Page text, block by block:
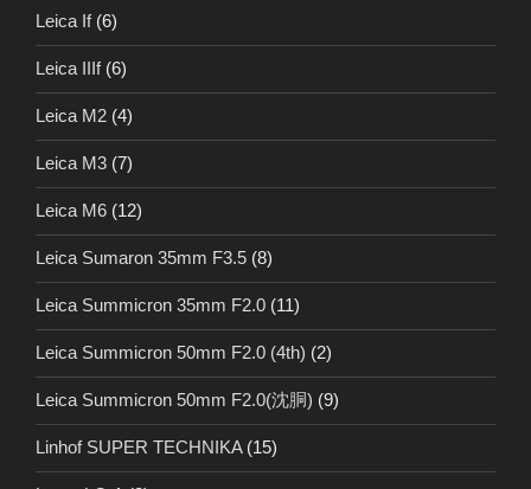
Leica If(6)
Leica IIIf(6)
Leica M2 (4)
Leica M3 (7)
Leica M6 (12)
Leica Sumaron 35mm F3.5 (8)
Leica Summicron 35mm F2.0 (11)
Leica Summicron 50mm F2.0 (4th) (2)
Leica Summicron 50mm F2.0(沈胴) (9)
Linhof SUPER TECHNIKA(15)